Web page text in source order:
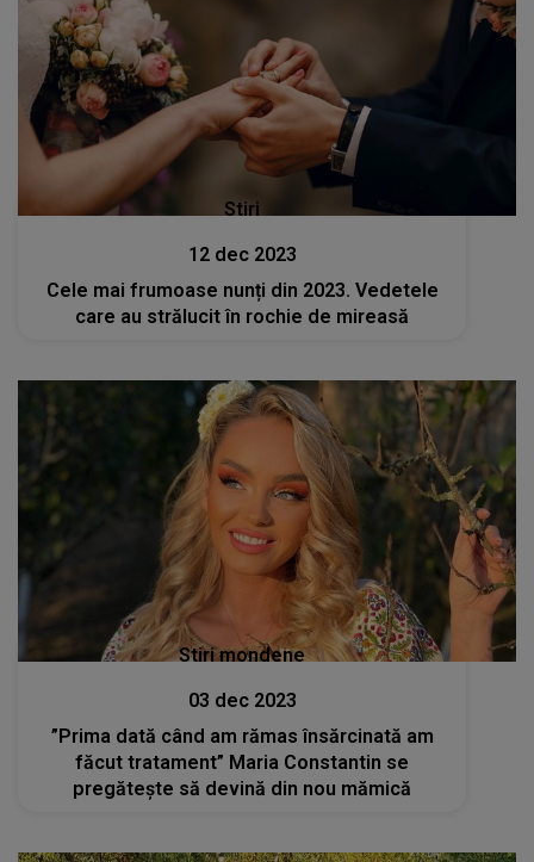
Stiri
12 dec 2023
Cele mai frumoase nunți din 2023. Vedetele
care au strălucit în rochie de mireasă
Stiri mondene
03 dec 2023
”Prima dată când am rămas însărcinată am
făcut tratament” Maria Constantin se
pregătește să devină din nou mămică